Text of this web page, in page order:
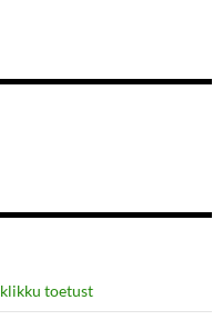
toetust